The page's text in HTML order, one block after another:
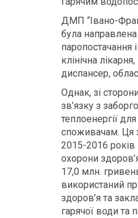
ДМП “Івано-
була
паропостачання
клінічна
диспансер,
Однак, зі
зв’язку з
теплоенергії
споживачам. Ця
2015-2016 років
охорони
17,0 млн.
використаний
здоров’я та
гарячої води та